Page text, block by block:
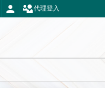
代理登入